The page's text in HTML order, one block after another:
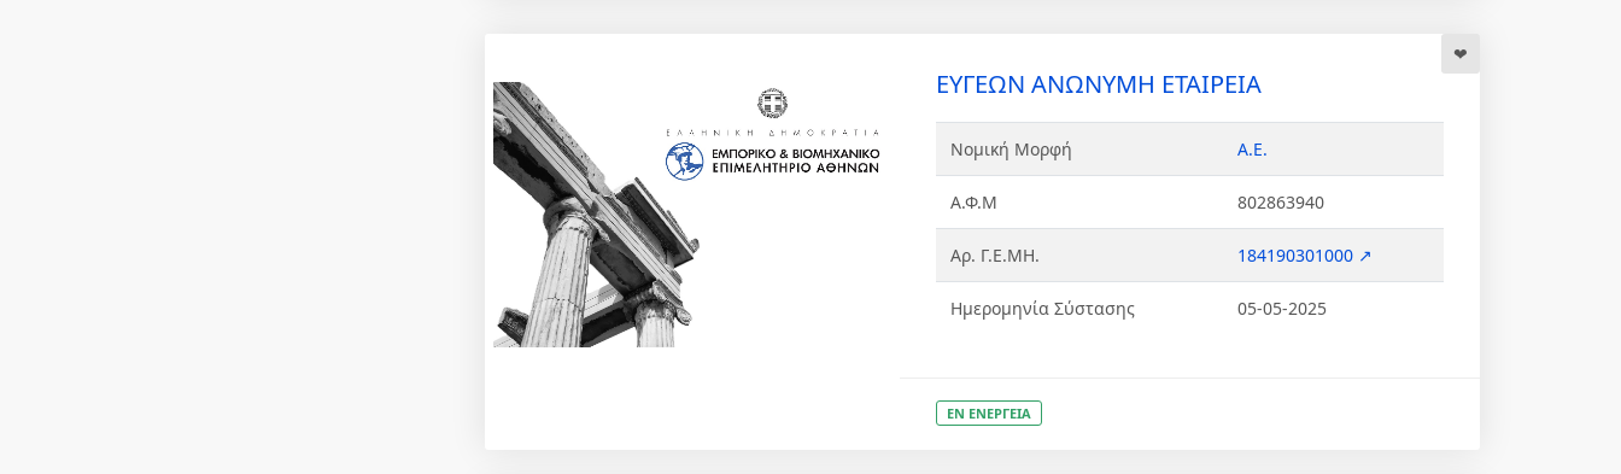
ΕΥΓΕΩΝ ΑΝΩΝΥΜΗ ΕΤΑΙΡΕΙΑ
Νομική Μορφή Α.Ε.
Α.Φ.Μ 802863940
Αρ. Γ.Ε.ΜΗ. 184190301000 ↗
Ημερομηνία Σύστασης 05-05-2025
ΕΝ ΕΝΕΡΓΕΙΑ